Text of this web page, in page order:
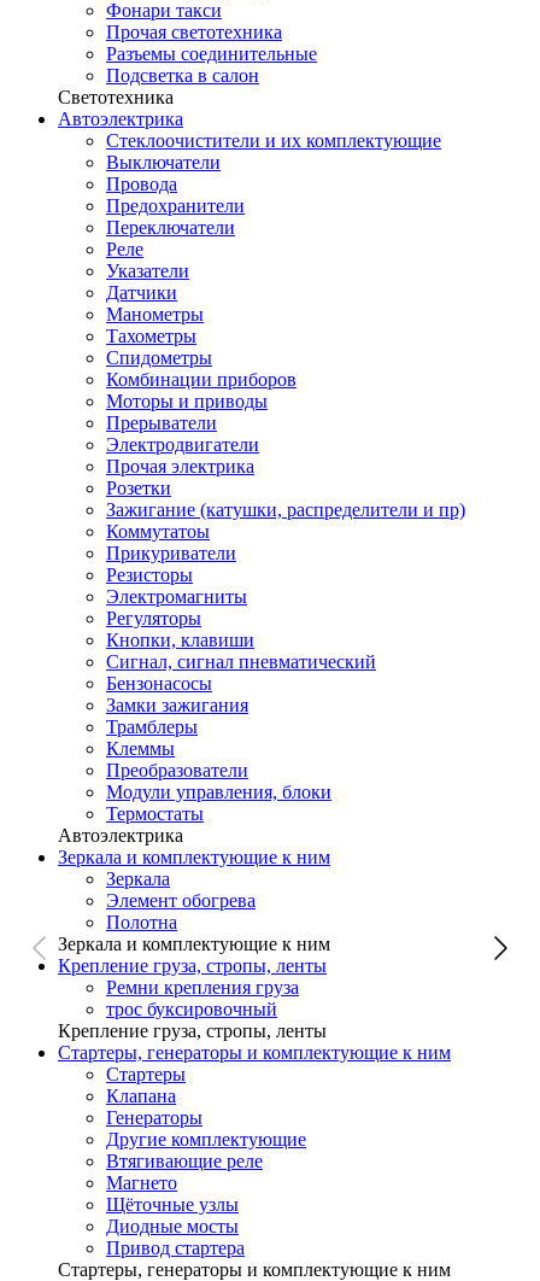
Фонари такси
Прочая светотехника
Разъемы соединительные
Подсветка в салон
Светотехника
Автоэлектрика
Стеклоочистители и их комплектующие
Выключатели
Провода
Предохранители
Переключатели
Реле
Указатели
Датчики
Манометры
Тахометры
Спидометры
Комбинации приборов
Моторы и приводы
Прерыватели
Электродвигатели
Прочая электрика
Розетки
Зажигание (катушки, распределители и пр)
Коммутатоы
Прикуриватели
Резисторы
Электромагниты
Регуляторы
Кнопки, клавиши
Сигнал, сигнал пневматический
Бензонасосы
Замки зажигания
Трамблеры
Клеммы
Преобразователи
Модули управления, блоки
Термостаты
Автоэлектрика
Зеркала и комплектующие к ним
Зеркала
Элемент обогрева
Полотна
Зеркала и комплектующие к ним
Крепление груза, стропы, ленты
Ремни крепления груза
трос буксировочный
Крепление груза, стропы, ленты
Стартеры, генераторы и комплектующие к ним
Стартеры
Клапана
Генераторы
Другие комплектующие
Втягивающие реле
Магнето
Щёточные узлы
Диодные мосты
Привод стартера
Стартеры, генераторы и комплектующие к ним